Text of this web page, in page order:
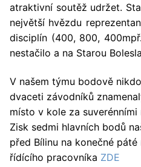
atraktivní soutěž udržet.
největší hvězdu
disciplín (400, 800,
nestačilo a na Starou
V našem týmu bodově
dvaceti závodníků
místo v kole za suverénními
Zisk sedmi hlavních bodů
před Bílinu na konečné
řídícího pracovníka ZDE